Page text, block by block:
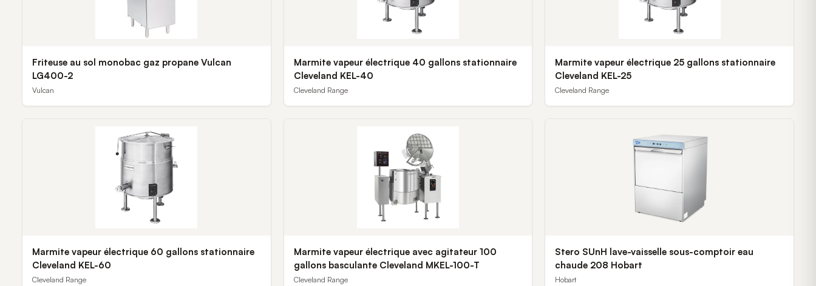
Friteuse au sol monobac gaz propane Vulcan
LG400-2
Vulcan
Marmite vapeur électrique 40 gallons stationnaire
Cleveland KEL-40
Cleveland Range
Marmite vapeur électrique 25 gallons stationnaire
Cleveland KEL-25
Cleveland Range
Marmite vapeur électrique 60 gallons stationnaire
Cleveland KEL-60
Cleveland Range
Marmite vapeur électrique avec agitateur 100
gallons basculante Cleveland MKEL-100-T
Cleveland Range
Stero SUnH lave-vaisselle sous-comptoir eau
chaude 208 Hobart
Hobart